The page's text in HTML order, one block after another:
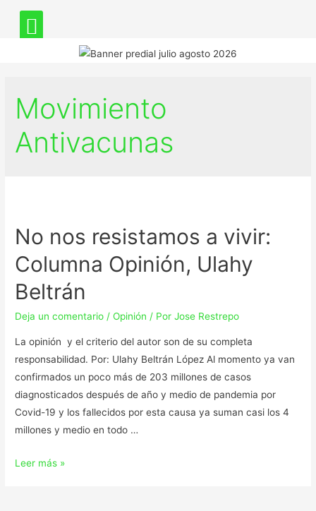
Movimiento
Antivacunas
No nos resistamos a vivir:
Columna Opinión, Ulahy
Beltrán
Deja un comentario /Opinión / PorJose Restrepo
La opinión y el criterio del autor son de su completa
responsabilidad. Por: Ulahy Beltrán López Al momento ya van
confirmados un poco más de 203 millones de casos
diagnosticados después de año y medio de pandemia por
Covid-19 y los fallecidos por esta causa ya suman casi los 4
millones y medio en todo …
Leer más »